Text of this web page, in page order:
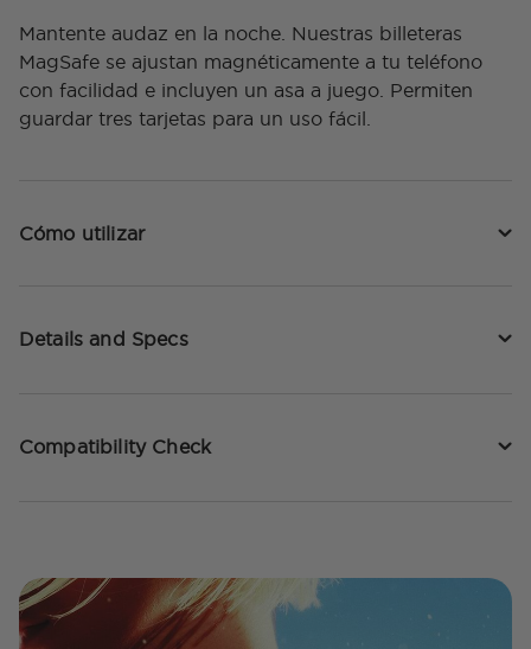
Mantente audaz en la noche. Nuestras billeteras
MagSafe se ajustan magnéticamente a tu teléfono
con facilidad e incluyen un asa a juego. Permiten
guardar tres tarjetas para un uso fácil.
Cómo utilizar
Details and Specs
Compatibility Check